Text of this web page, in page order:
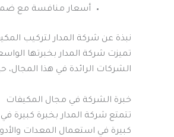
أسعار منافسة مع
نبذة عن شركة المدار لتركيب
تميزت شركة المدار بخبرتها
الشركات الرائدة في هذا
خبرة الشركة في مجال المكيفات
تتمتع شركة المدار بخبرة كبيرة
كبيرة في استعمال المعدات